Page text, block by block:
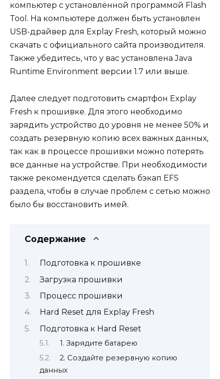
компьютер с установленной программой Flash
Tool. На компьютере должен быть установлен
USB-драйвер для Explay Fresh, который можно
скачать с официального сайта производителя.
Также убедитесь, что у вас установлена Java
Runtime Environment версии 1.7 или выше.
Далее следует подготовить смартфон Explay
Fresh к прошивке. Для этого необходимо
зарядить устройство до уровня не менее 50% и
создать резервную копию всех важных данных,
так как в процессе прошивки можно потерять
все данные на устройстве. При необходимости
также рекомендуется сделать бэкап EFS
раздела, чтобы в случае проблем с сетью можно
было бы восстановить имей.
Содержание
Подготовка к прошивке
Загрузка прошивки
Процесс прошивки
Hard Reset для Explay Fresh
Подготовка к Hard Reset
1. Зарядите батарею
2. Создайте резервную копию
данных